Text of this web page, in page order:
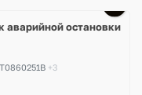
аварийной остановки
+3